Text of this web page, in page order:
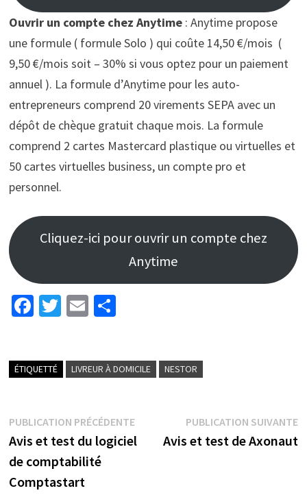
Ouvrir un compte chez Anytime : Anytime propose
une formule ( formule Solo ) qui coûte 14,50 €/mois (
9,50 €/mois soit – 30% si vous optez pour un paiement
annuel ). La formule d’Anytime pour les auto-
entrepreneurs comprend 20 virements SEPA avec un
dépôt de chèque gratuit chaque mois. La formule
comprend 2 cartes Mastercard plastique ou virtuelles et
50 cartes virtuelles business, un compte pro et
personnel.
Cliquez-ici pour ouvrir un compte chez
Anytime
Fa
o
k
T
er
E
l
P
ge
ÉTIQUETTÉ LIVREUR À DOMICILE NESTOR
PUBLICATION PRÉCÉDENTE
Avis et test du logiciel
de comptabilité
Comptastart
PUBLICATION SUIVANTE
Avis et test de Axonaut